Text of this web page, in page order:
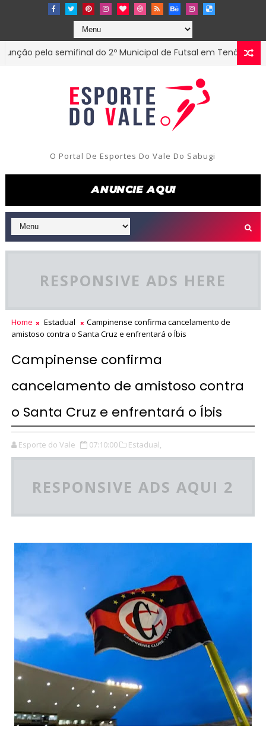
pela semifinal do 2º Municipal de Futsal em Tenório-PB
O Portal De Esportes Do Vale Do Sabugi
RESPONSIVE ADS HERE
Home Estadual
Campinense confirma cancelamento de
amistoso contra o Santa Cruz e enfrentará o Íbis
Campinense confirma
cancelamento de amistoso contra
o Santa Cruz e enfrentará o Íbis
Esporte do Vale 07:10:00 Estadual,
RESPONSIVE ADS AQUI 2